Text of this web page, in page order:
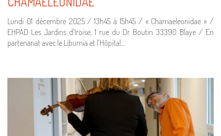
Lundi 01 décembre 2025 / 13h45 à 15h45 / « Chamaeleonidae » /
EHPAD Les Jardins d’Iroise, 1 rue du Dr Boutin 33390 Blaye / En
partenariat avec le Liburnia et l’Hôpital…